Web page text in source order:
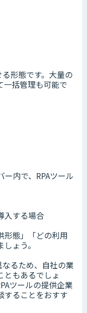
形態です。大量の
一括管理も可能で
内で、RPAツール
入する場合
形態」「どの利用
ょう。
るため、自社の業
ともあるでしょ
ツールの提供企業
することをおすす